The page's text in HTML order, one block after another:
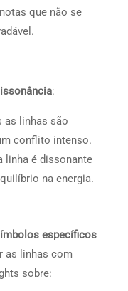
que não se
:
as linhas são
conflito intenso.
linha é dissonante
na energia.
específicos
as linhas com
sobre: